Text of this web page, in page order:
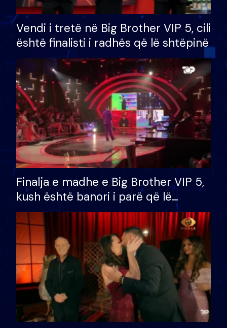
Vendi i tretë në Big Brother VIP 5, cili
është finalisti i radhës që lë shtëpinë
Finalja e madhe e Big Brother VIP 5,
kush është banori i parë që lë
shtëpinë dhe humb mundësinë për
të fituar çmimin e madh